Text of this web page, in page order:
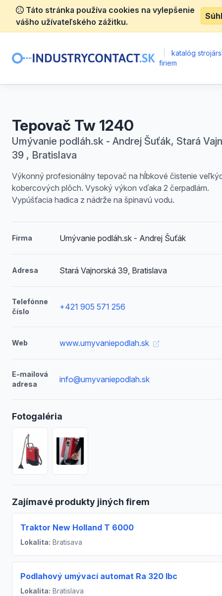
Táto stránka používa cookies na vylepšenie
vášho užívateľského zážitku.
katalóg
firiem
Tepovač Tw 1240
Umývanie podláh.sk - Andrej Šuťák, Stará
39 , Bratislava
Výkonný profesionálny tepovač na hĺbkové čistenie
kobercových plôch. Vysoký výkon vďaka 2 čerpadlám.
Vypúšťacia hadica z nádrže na špinavú vodu.
Firma Umývanie podláh.sk - Andrej Šuťák
Adresa Stará Vajnorská 39, Bratislava
Telefónne
číslo
+421 905 571 256
Web www.umyvaniepodlah.sk
E-mailová
adresa
info@umyvaniepodlah.sk
Fotogaléria
Zajímavé produkty jiných firem
Traktor New Holland T 6000
Lokalita: Bratisava
Podlahový umývací automat Ra 320 Ibc
Lokalita: Bratislava